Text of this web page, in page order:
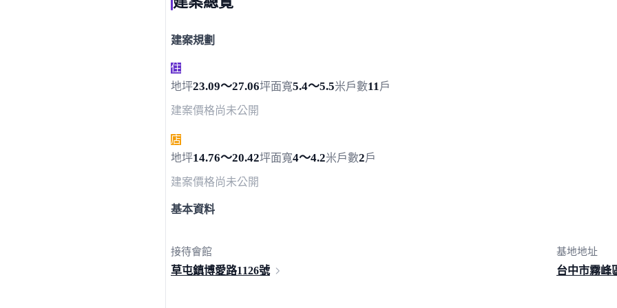
建案規劃
住
地坪23.09～27.06坪面寬5.4～5.5米戶數11戶
建案價格尚未公開
店
地坪14.76～20.42坪面寬4～4.2米戶數2戶
建案價格尚未公開
基本資料
接待會館
草屯鎮博愛路1126號
基地地址
台中市霧峰